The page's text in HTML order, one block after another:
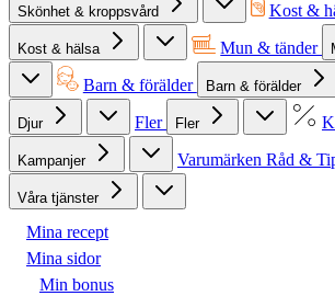
Skönhet & kroppsvård Kost &
Kost & hälsa Mun & tänder
Barn & förälder Barn & förälder
Djur Fler Fler
Kampanjer Varumärken Råd &
Våra tjänster
Mina recept
Mina sidor
Min bonus